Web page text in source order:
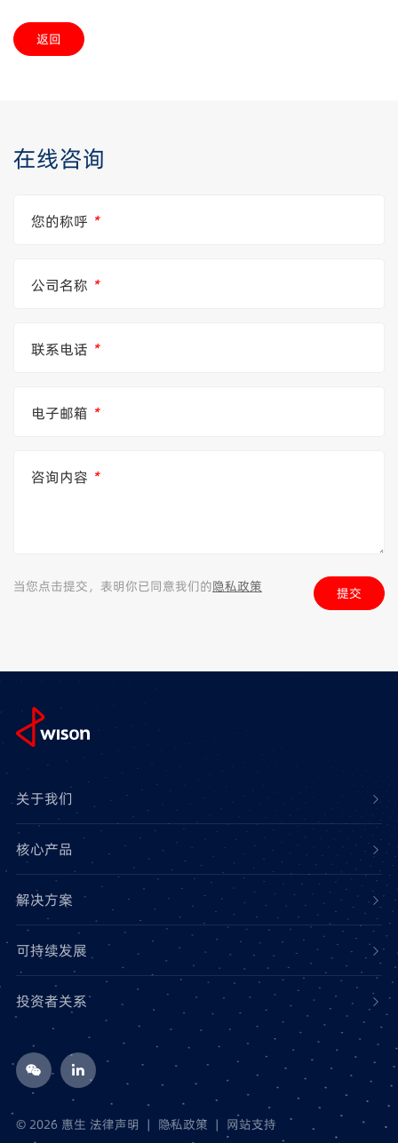
返回
在线咨询
您的称呼 *
公司名称 *
联系电话 *
电子邮箱 *
咨询内容 *
当您点击提交，表明你已同意我们的隐私政策 提交
关于我们
核心产品
解决方案
可持续发展
投资者关系
© 2026 惠生 法律声明 | 隐私政策 | 网站支持